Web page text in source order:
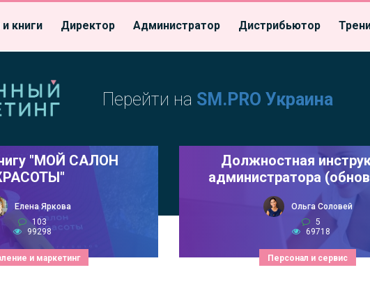
книги Директор Администратор Дистрибьютор
Перейти на SM.PRO Украина
и маркетинг
"МОЙ САЛОН
Елена Яркова
103
99298
Персонал и сервис
Должностная
администратора
Ольга Соловей
5
69718